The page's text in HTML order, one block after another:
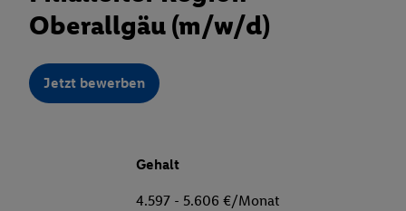
Oberallgäu (m/w/d)
Jetzt bewerben
Gehalt
4.597 - 5.606 €/Monat